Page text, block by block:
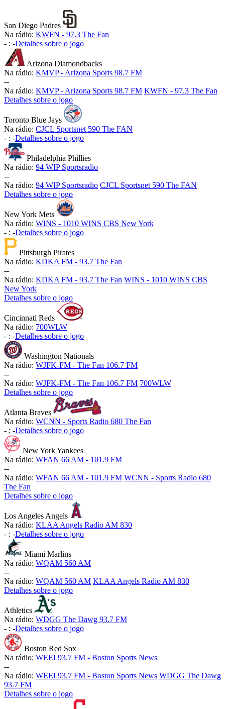
San Diego Padres
Na rádio: KWFN - 97.3 The Fan
- : -Detalhes sobre o jogo
Arizona Diamondbacks
Na rádio: KMVP - Arizona Sports 98.7 FM
--
Na rádio: KMVP - Arizona Sports 98.7 FM KWFN - 97.3 The Fan
Detalhes sobre o jogo
Toronto Blue Jays
Na rádio: CJCL Sportsnet 590 The FAN
- : -Detalhes sobre o jogo
Philadelphia Phillies
Na rádio: 94 WIP Sportsradio
--
Na rádio: 94 WIP Sportsradio CJCL Sportsnet 590 The FAN
Detalhes sobre o jogo
New York Mets
Na rádio: WINS - 1010 WINS CBS New York
- : -Detalhes sobre o jogo
Pittsburgh Pirates
Na rádio: KDKA FM - 93.7 The Fan
--
Na rádio: KDKA FM - 93.7 The Fan WINS - 1010 WINS CBS
New York
Detalhes sobre o jogo
Cincinnati Reds
Na rádio: 700WLW
- : -Detalhes sobre o jogo
Washington Nationals
Na rádio: WJFK-FM - The Fan 106.7 FM
--
Na rádio: WJFK-FM - The Fan 106.7 FM 700WLW
Detalhes sobre o jogo
Atlanta Braves
Na rádio: WCNN - Sports Radio 680 The Fan
- : -Detalhes sobre o jogo
New York Yankees
Na rádio: WFAN 66 AM - 101.9 FM
--
Na rádio: WFAN 66 AM - 101.9 FM WCNN - Sports Radio 680
The Fan
Detalhes sobre o jogo
Los Angeles Angels
Na rádio: KLAA Angels Radio AM 830
- : -Detalhes sobre o jogo
Miami Marlins
Na rádio: WQAM 560 AM
--
Na rádio: WQAM 560 AM KLAA Angels Radio AM 830
Detalhes sobre o jogo
Athletics
Na rádio: WDGG The Dawg 93.7 FM
- : -Detalhes sobre o jogo
Boston Red Sox
Na rádio: WEEI 93.7 FM - Boston Sports News
--
Na rádio: WEEI 93.7 FM - Boston Sports News WDGG The Dawg
93.7 FM
Detalhes sobre o jogo